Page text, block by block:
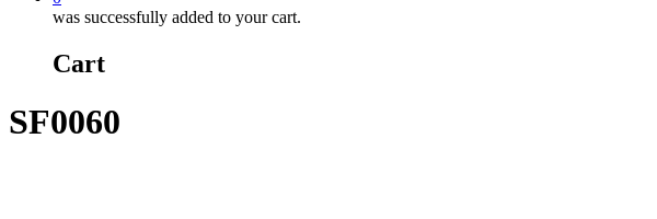
was successfully added to your cart.
Cart
SF0060